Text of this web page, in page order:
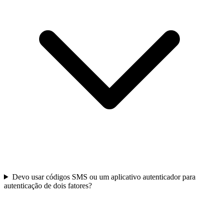
Devo usar códigos SMS ou um aplicativo autenticador para
autenticação de dois fatores?